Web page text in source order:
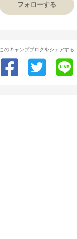
フォローする
このキャンプブログをシェアする